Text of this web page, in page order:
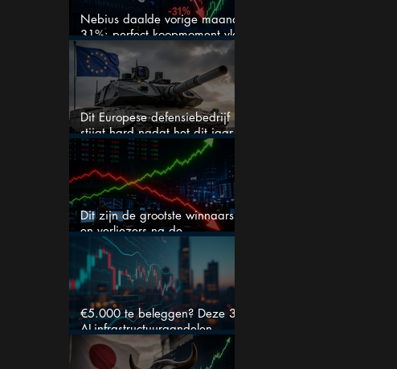
Nebius daalde vorige maand
31%: perfect koopmoment vlak
voor kwartaalcijfers?
Dit Europese defensiebedrijf
stijgt hard nadat het dit jaar
46% daalde: mooie koopkans?
Dit zijn de grootste winnaars
en verliezers na de
kwartaalcijfers (2 springen
eruit)
€5.000 te beleggen? Deze 3
AI-infrastructuuraandelen
liggen nu in de uitverkoop